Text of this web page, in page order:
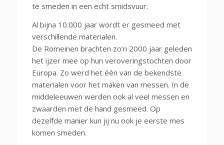
te smeden in een echt smidsvuur.
Al bijna 10.000 jaar wordt er gesmeed met
verschillende materialen.
De Romeinen brachten zo’n 2000 jaar geleden
het ijzer mee op hun veroveringstochten door
Europa. Zo werd het één van de bekendste
materialen voor het maken van messen. In de
middeleeuwen werden ook al veel messen en
zwaarden met de hand gesmeed. Op
dezelfde manier kun jij nu ook je eerste mes
komen smeden.